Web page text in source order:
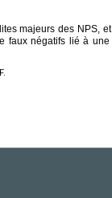
majeurs des NPS,
faux négatifs lié à